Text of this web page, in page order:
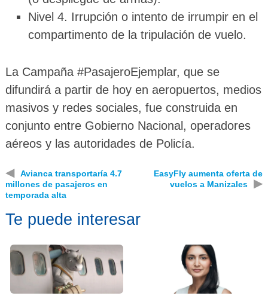
Nivel 4. Irrupción o intento de irrumpir en el
compartimento de la tripulación de vuelo.
La Campaña #PasajeroEjemplar, que se
difundirá a partir de hoy en aeropuertos, medios
masivos y redes sociales, fue construida en
conjunto entre Gobierno Nacional, operadores
aéreos y las autoridades de Policía.
◀
Avianca transportaría 4.7
millones de pasajeros en
temporada alta
EasyFly aumenta oferta de
vuelos a Manizales
▶
Te puede interesar